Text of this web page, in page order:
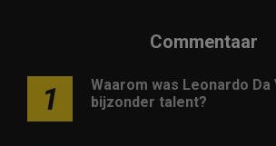
Commentaar
1
Waarom was Leonardo Da
bijzonder talent?